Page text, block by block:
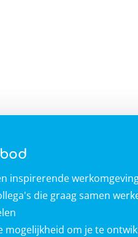
inspirerende
die graag samen
mogelijkheid om je te